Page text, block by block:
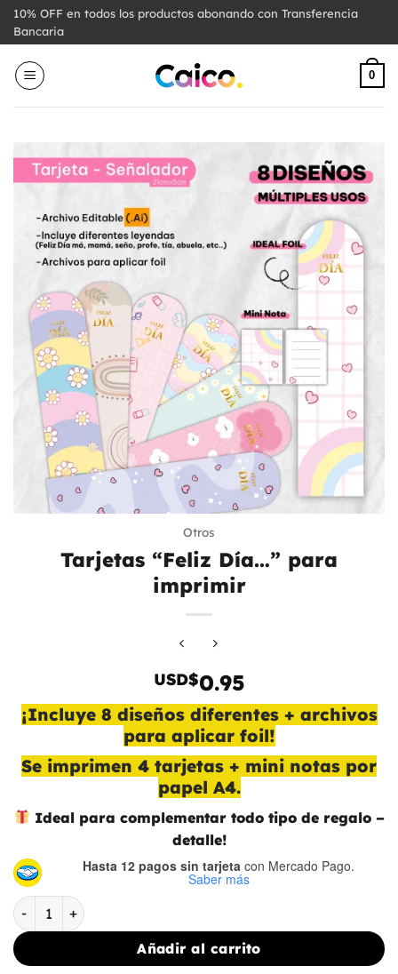
Saltar
10% OFF en todos los productos abonando con Transferencia
Bancaria
0
Otros
Tarjetas “Feliz Día…” para
imprimir
USD$0.95
¡Incluye 8 diseños diferentes + archivos
para aplicar foil!
Se imprimen 4 tarjetas + mini notas por
papel A4.
Ideal para complementar todo tipo de regalo–
detalle!
Hasta 12 pagos sin tarjeta con Mercado Pago.
Saber más
Tarjetas "Feliz Día..." para imprimir cantidad
Añadir al carrito